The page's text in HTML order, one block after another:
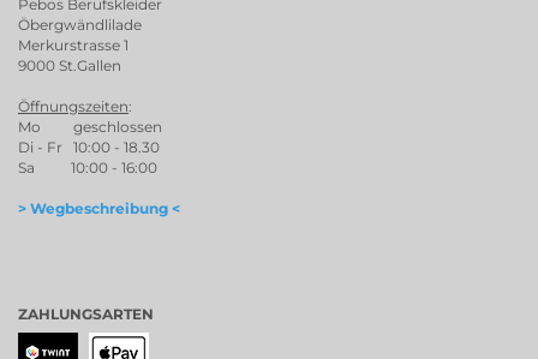
Pebos Berufskleider
Öbergwändlilade
Merkurstrasse 1
9000 St.Gallen
Öffnungszeiten:
Mo geschlossen
Di - Fr 10:00 - 18.30
Sa 10:00 - 16:00
> Wegbeschreibung <
ZAHLUNGSARTEN